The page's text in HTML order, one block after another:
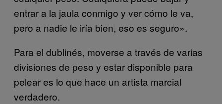
entrar a la jaula conmigo y ver cómo le va,
pero a nadie le iría bien, eso es seguro».
Para el dublinés, moverse a través de varias
divisiones de peso y estar disponible para
pelear es lo que hace un artista marcial
verdadero.